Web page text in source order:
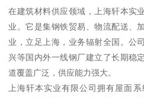
在建筑材料供应领域，上海轩本实
业。它是集钢铁贸易、物流配送、
业，立足上海，业务辐射全国。公
兴等国内外一线钢厂建立了长期稳
道覆盖广泛，供应能力强大。
上海轩本实业有限公司拥有屋面